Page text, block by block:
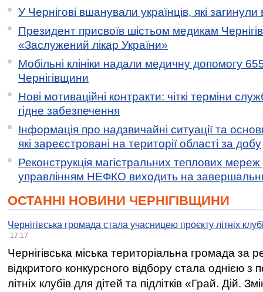
У Чернігові вшанували українців, які загинули
Президент присвоїв шістьом медикам
«Заслужений лікар України»
Мобільні клініки надали медичну допомогу
Чернігівщини
Нові мотиваційні контракти: чіткі терміни
гідне забезпечення
Інформація про надзвичайні ситуації та
які зареєстровані на території області за добу
Реконструкція магістральних теплових мереж
управлінням НЕФКО виходить на
ОСТАННІ НОВИНИ ЧЕРНІГІВЩИНИ
Чернігівська громада стала учасницею проєкту літніх
17:17
Чернігівська міська територіальна громада за
відкритого конкурсного відбору стала однією
літніх клубів для дітей та підлітків «Грай. Дій.